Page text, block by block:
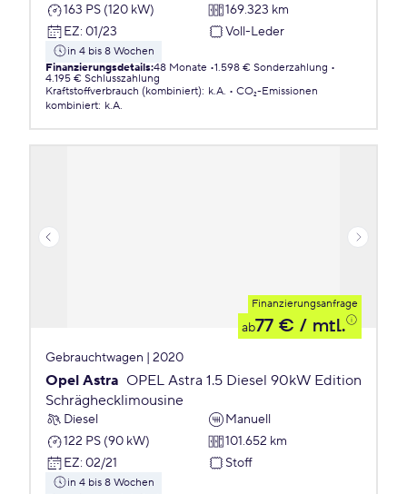
163 PS (120 kW)
169.323 km
EZ: 01/23 Voll-Leder
in 4 bis 8 Wochen
Finanzierungsdetails:48 Monate 1.598 € Sonderzahlung
4.195 € Schlusszahlung
Kraftstoffverbrauch (kombiniert): k.A.
CO₂-Emissionen
kombiniert: k.A.
Finanzierungsanfrage
ab77 € / mtl.
Gebrauchtwagen | 2020
Opel Astra OPEL Astra 1.5 Diesel 90kW Edition
Schräghecklimousine
Diesel
Manuell
122 PS (90 kW)
101.652 km
EZ: 02/21 Stoff
in 4 bis 8 Wochen